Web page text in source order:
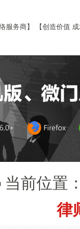
络服务商】 【创造价值
当前位置
律